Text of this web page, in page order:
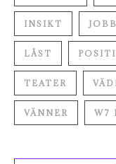
INSIKT
LÅST
TEATER
VÄNNER W7